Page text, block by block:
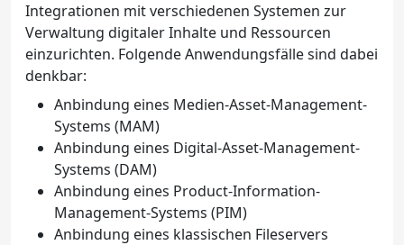
Integrationen mit verschiedenen Systemen zur
Verwaltung digitaler Inhalte und Ressourcen
einzurichten. Folgende Anwendungsfälle sind dabei
denkbar:
Anbindung eines Medien-Asset-Management-
Systems (MAM)
Anbindung eines Digital-Asset-Management-
Systems (DAM)
Anbindung eines Product-Information-
Management-Systems (PIM)
Anbindung eines klassischen Fileservers